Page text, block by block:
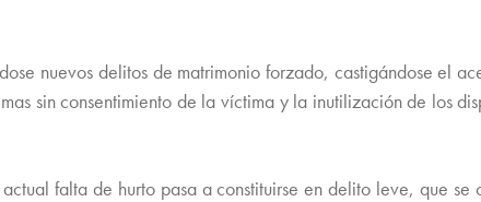
nuevos delitos de matrimonio forzado, castigándose el
sin consentimiento de la víctima y la inutilización de los
falta de hurto pasa a constituirse en delito leve, que